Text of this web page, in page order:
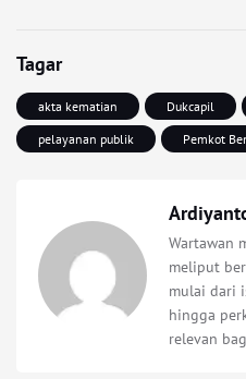
Tagar
akta kematian Dukcapil
pelayanan publik
Pemkot
Wartawan
meliput
mulai dari
hingga
relevan